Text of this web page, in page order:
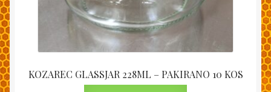
KOZAREC GLASSJAR 228ML – PAKIRANO 10 KOS